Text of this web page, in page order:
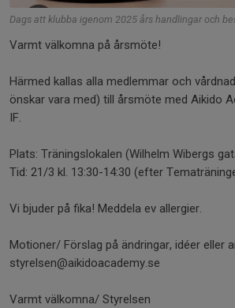
Dags att klubba igenom 2025 års handlingar och
Varmt välkomna på årsmöte!
Härmed kallas alla medlemmar och
önskar vara med) till årsmöte med Aikido
IF.
Plats: Träningslokalen (Wilhelm Wibergs
Tid: 21/3 kl. 13:30-14:30 (efter
Vi bjuder på fika! Meddela ev allergier.
Motioner/ Förslag på ändringar, idéer eller
styrelsen@aikidoacademy.se
Varmt välkomna/ Styrelsen